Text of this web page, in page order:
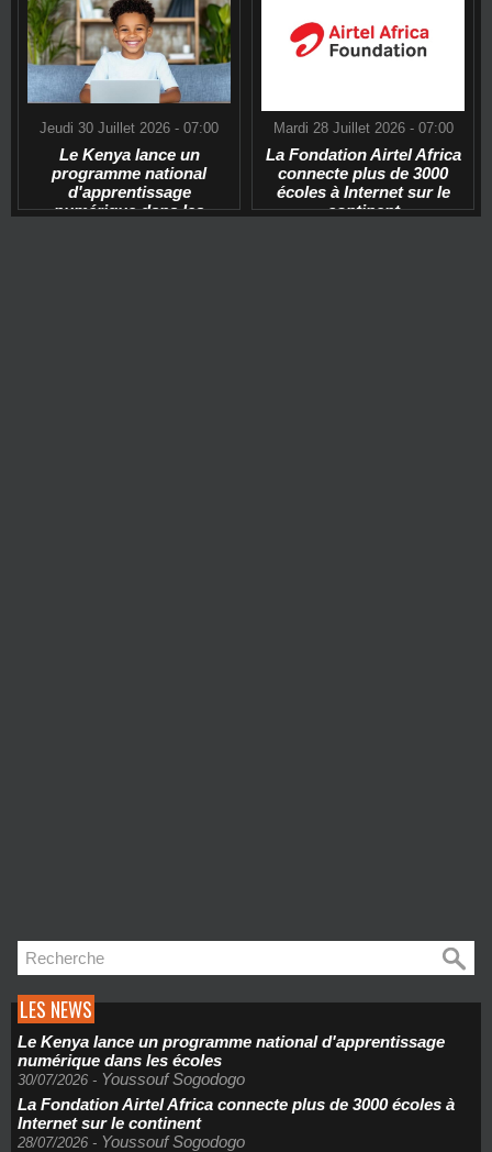
Jeudi 30 Juillet 2026 - 07:00
Le Kenya lance un
programme national
d'apprentissage
numérique dans les
Mardi 28 Juillet 2026 - 07:00
La Fondation Airtel Africa
connecte plus de 3000
écoles à Internet sur le
continent
LES NEWS
Le Kenya lance un programme national d'apprentissage
numérique dans les écoles
30/07/2026 - Youssouf Sogodogo
La Fondation Airtel Africa connecte plus de 3000 écoles à
Internet sur le continent
28/07/2026 - Youssouf Sogodogo